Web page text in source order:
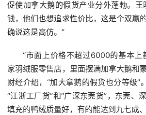
促使加拿大鹅的假货产业分外蓬勃。王
钱，他们也想追求性价比，这是个双赢
确说这是高仿。”
“市面上价格不超过6000的基本上
家羽绒服零售店，里面摆满加拿大鹅和
财经介绍，“加大拿鹅的假货也分等级”
“江浙工厂货”和“广深东莞货”，东莞、
填充的鸭绒质量好，有的能达到九七成